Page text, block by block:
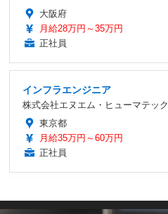
大阪府
月給28万円～35万円
正社員
インフラエンジニア
株式会社エヌエム・ヒューマテック
東京都
月給35万円～60万円
正社員